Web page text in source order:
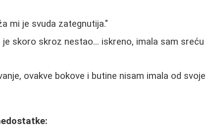
mi je svuda zategnutija."
je skoro skroz nestao... iskreno, imala sam sreću
ovakve bokove i butine nisam imala od svoje